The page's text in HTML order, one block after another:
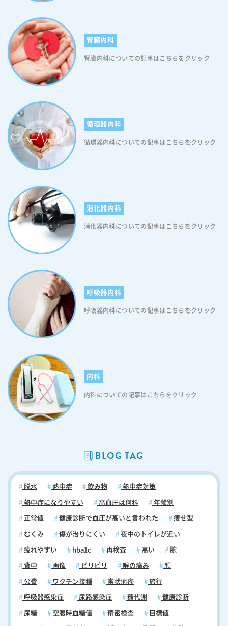
すために有用と考えられます。ですので、糖尿病スティグマに苦しめら
れている方は積極的にアドボカシー活動を行ってください。なお、公益
社団法人日本糖尿病協会は、糖尿病があっても安心して社会生活をおく
り、いきいきと過ごすことができる社会形成を目指し、「アドボカシー
活動」を展開しております。詳しくは「糖尿病ネットワーク」に記載し
ておりますので、ご興味のある方はぜひご覧ください。
腎臓内科
腎臓内科についての記事はこちらをクリック
循環器内科
循環器内科についての記事はこちらをクリック
消化器内科
消化器内科についての記事はこちらをクリック
呼吸器内科
呼吸器内科についての記事はこちらをクリック
内科
内科についての記事はこちらをクリック
BLOG TAG
脱水 熱中症 飲み物 熱中症対策
熱中症になりやすい 高血圧は何科 年齢別
正常値 健康診断で血圧が高いと言われた 痩せ型
むくみ 傷が治りにくい 夜中のトイレが近い
疲れやすい hba1c 再検査 高い 腕
背中 画像 ピリピリ 喉の痛み 顔
公費 ワクチン接種 帯状疱疹 旅行
呼吸器感染症 尿路感染症 糖代謝 健康診断
尿糖 空腹時血糖値 精密検査 目標値